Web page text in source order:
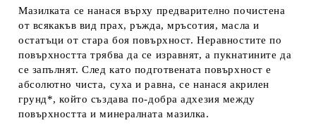
Мазилката се нанася върху предварително почистена
от всякакъв вид прах, ръжда, мръсотия, масла и
остатъци от стара боя повърхност. Неравностите по
повърхността трябва да се изравнят, а пукнатините да
се запълнят. След като подготвената повърхност е
абсолютно чиста, суха и равна, се нанася акрилен
грунд*, който създава по-добра адхезия между
повърхността и минералната мазилка.